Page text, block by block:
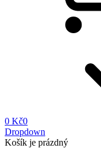
0 Kč0
Dropdown
Košík je prázdný